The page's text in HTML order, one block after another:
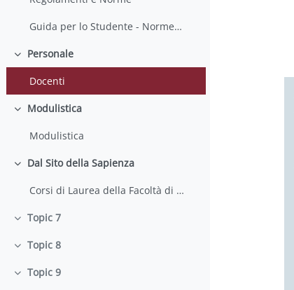
Guida per lo Studente - Norme e Regolamenti a.a. 2016-2017
Minimizza
Personale
Docenti
Minimizza
Modulistica
Modulistica
Minimizza
Dal Sito della Sapienza
Corsi di Laurea della Facoltà di Farmacia e Medicina
Minimizza
Topic 7
Minimizza
Topic 8
Minimizza
Topic 9